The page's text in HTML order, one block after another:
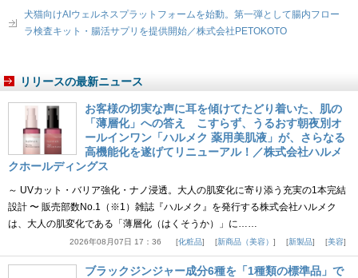
犬猫向けAIウェルネスプラットフォームを始動。第一弾として腸内フロー
ラ検査キット・腸活サプリを提供開始／株式会社PETOKOTO
リリースの最新ニュース
お客様の切実な声に耳を傾けてたどり着いた、肌の
「薄層化」への答え こすらず、うるおす朝夜別オ
ールインワン「ハルメク 薬用美肌液」が、さらなる
高機能化を遂げてリニューアル！／株式会社ハルメ
クホールディングス
～ UVカット・バリア強化・ナノ浸透。大人の肌変化に寄り添う充実の1本完結
設計 〜 販売部数No.1（※1）雑誌『ハルメク』を発行する株式会社ハルメク
は、大人の肌変化である「薄層化（はくそうか）」に……
2026年08月07日 17：36 化粧品 新商品（美容） 新製品 美容
ブラックジンジャー成分6種を「1種類の標準品」で